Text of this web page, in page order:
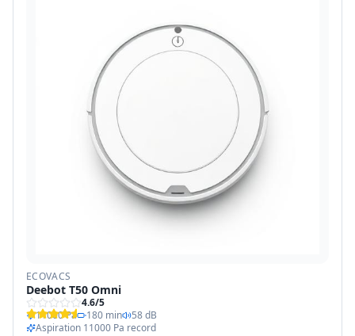
ECOVACS
Deebot T50 Omni
4.6/5
11000 Pa
180 min
58 dB
Aspiration 11000 Pa record